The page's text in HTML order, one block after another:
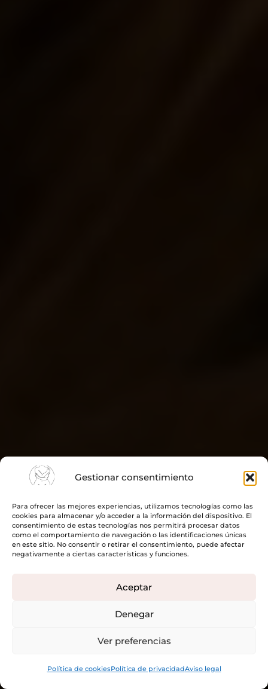
Gestionar consentimiento
Para ofrecer las mejores experiencias, utilizamos tecnologías como las
cookies para almacenar y/o acceder a la información del dispositivo. El
consentimiento de estas tecnologías nos permitirá procesar datos
como el comportamiento de navegación o las identificaciones únicas
en este sitio. No consentir o retirar el consentimiento, puede afectar
negativamente a ciertas características y funciones.
Aceptar
Denegar
Ver preferencias
Política de cookiesPolítica de privacidadAviso legal